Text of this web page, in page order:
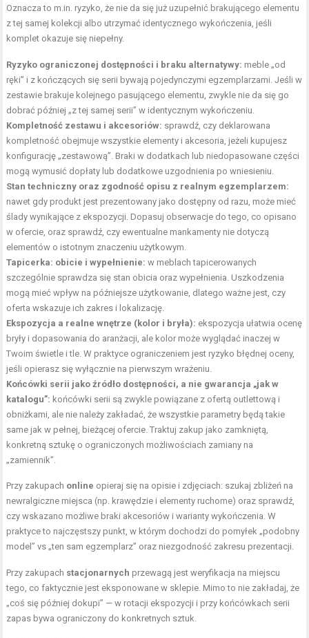
Oznacza to m.in. ryzyko, że nie da się już uzupełnić brakującego elementu
z tej samej kolekcji albo utrzymać identycznego wykończenia, jeśli
komplet okazuje się niepełny.
Ryzyko ograniczonej dostępności i braku alternatywy: meble „od
ręki” i z kończących się serii bywają pojedynczymi egzemplarzami. Jeśli w
zestawie brakuje kolejnego pasującego elementu, zwykle nie da się go
dobrać później „z tej samej serii” w identycznym wykończeniu.
Kompletność zestawu i akcesoriów: sprawdź, czy deklarowana
kompletność obejmuje wszystkie elementy i akcesoria, jeżeli kupujesz
konfigurację „zestawową”. Braki w dodatkach lub niedopasowane części
mogą wymusić dopłaty lub dodatkowe uzgodnienia po wniesieniu.
Stan techniczny oraz zgodność opisu z realnym egzemplarzem:
nawet gdy produkt jest prezentowany jako dostępny od razu, może mieć
ślady wynikające z ekspozycji. Dopasuj obserwacje do tego, co opisano
w ofercie, oraz sprawdź, czy ewentualne mankamenty nie dotyczą
elementów o istotnym znaczeniu użytkowym.
Tapicerka: obicie i wypełnienie: w meblach tapicerowanych
szczególnie sprawdza się stan obicia oraz wypełnienia. Uszkodzenia
mogą mieć wpływ na późniejsze użytkowanie, dlatego ważne jest, czy
oferta wskazuje ich zakres i lokalizację.
Ekspozycja a realne wnętrze (kolor i bryła): ekspozycja ułatwia ocenę
bryły i dopasowania do aranżacji, ale kolor może wyglądać inaczej w
Twoim świetle i tle. W praktyce ograniczeniem jest ryzyko błędnej oceny,
jeśli opierasz się wyłącznie na pierwszym wrażeniu.
Końcówki serii jako źródło dostępności, a nie gwarancja „jak w
katalogu”: końcówki serii są zwykle powiązane z ofertą outlettową i
obniżkami, ale nie należy zakładać, że wszystkie parametry będą takie
same jak w pełnej, bieżącej ofercie. Traktuj zakup jako zamkniętą,
konkretną sztukę o ograniczonych możliwościach zamiany na
„zamiennik”.
Przy zakupach online opieraj się na opisie i zdjęciach: szukaj zbliżeń na
newralgiczne miejsca (np. krawędzie i elementy ruchome) oraz sprawdź,
czy wskazano możliwe braki akcesoriów i warianty wykończenia. W
praktyce to najczęstszy punkt, w którym dochodzi do pomyłek „podobny
model” vs „ten sam egzemplarz” oraz niezgodność zakresu prezentacji.
Przy zakupach stacjonarnych przewagą jest weryfikacja na miejscu
tego, co faktycznie jest eksponowane w sklepie. Mimo to nie zakładaj, że
„coś się później dokupi” — w rotacji ekspozycji i przy końcówkach serii
zapas bywa ograniczony do konkretnych sztuk.